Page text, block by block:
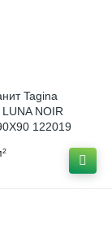
Tagina
NOIR
122019